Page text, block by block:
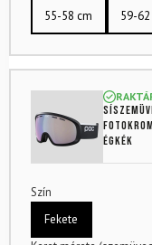
55-58 cm
59-
égkék
Szín
Fekete